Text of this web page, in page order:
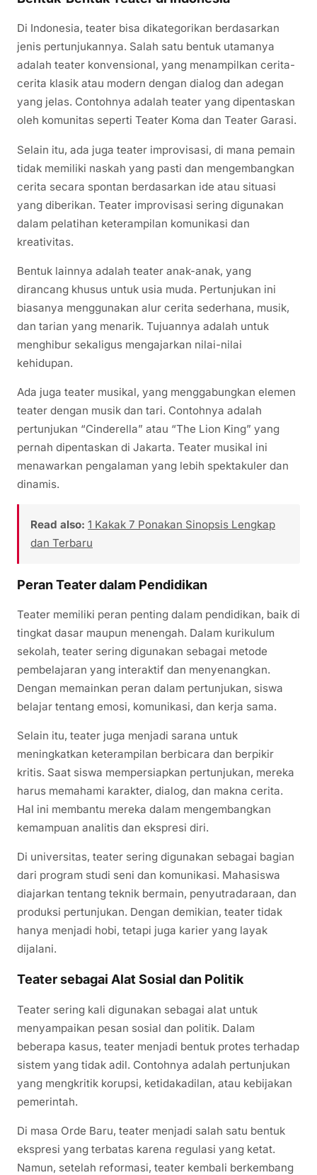
Di Indonesia, teater bisa dikategorikan berdasarkan
jenis pertunjukannya. Salah satu bentuk utamanya
adalah teater konvensional, yang menampilkan cerita-
cerita klasik atau modern dengan dialog dan adegan
yang jelas. Contohnya adalah teater yang dipentaskan
oleh komunitas seperti Teater Koma dan Teater Garasi.
Selain itu, ada juga teater improvisasi, di mana pemain
tidak memiliki naskah yang pasti dan mengembangkan
cerita secara spontan berdasarkan ide atau situasi
yang diberikan. Teater improvisasi sering digunakan
dalam pelatihan keterampilan komunikasi dan
kreativitas.
Bentuk lainnya adalah teater anak-anak, yang
dirancang khusus untuk usia muda. Pertunjukan ini
biasanya menggunakan alur cerita sederhana, musik,
dan tarian yang menarik. Tujuannya adalah untuk
menghibur sekaligus mengajarkan nilai-nilai
kehidupan.
Ada juga teater musikal, yang menggabungkan elemen
teater dengan musik dan tari. Contohnya adalah
pertunjukan “Cinderella” atau “The Lion King” yang
pernah dipentaskan di Jakarta. Teater musikal ini
menawarkan pengalaman yang lebih spektakuler dan
dinamis.
Read also: 1 Kakak 7 Ponakan Sinopsis Lengkap
dan Terbaru
Peran Teater dalam Pendidikan
Teater memiliki peran penting dalam pendidikan, baik di
tingkat dasar maupun menengah. Dalam kurikulum
sekolah, teater sering digunakan sebagai metode
pembelajaran yang interaktif dan menyenangkan.
Dengan memainkan peran dalam pertunjukan, siswa
belajar tentang emosi, komunikasi, dan kerja sama.
Selain itu, teater juga menjadi sarana untuk
meningkatkan keterampilan berbicara dan berpikir
kritis. Saat siswa mempersiapkan pertunjukan, mereka
harus memahami karakter, dialog, dan makna cerita.
Hal ini membantu mereka dalam mengembangkan
kemampuan analitis dan ekspresi diri.
Di universitas, teater sering digunakan sebagai bagian
dari program studi seni dan komunikasi. Mahasiswa
diajarkan tentang teknik bermain, penyutradaraan, dan
produksi pertunjukan. Dengan demikian, teater tidak
hanya menjadi hobi, tetapi juga karier yang layak
dijalani.
Teater sebagai Alat Sosial dan Politik
Teater sering kali digunakan sebagai alat untuk
menyampaikan pesan sosial dan politik. Dalam
beberapa kasus, teater menjadi bentuk protes terhadap
sistem yang tidak adil. Contohnya adalah pertunjukan
yang mengkritik korupsi, ketidakadilan, atau kebijakan
pemerintah.
Di masa Orde Baru, teater menjadi salah satu bentuk
ekspresi yang terbatas karena regulasi yang ketat.
Namun, setelah reformasi, teater kembali berkembang